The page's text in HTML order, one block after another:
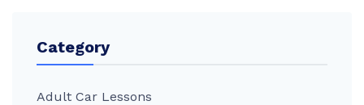
Category
Adult Car Lessons